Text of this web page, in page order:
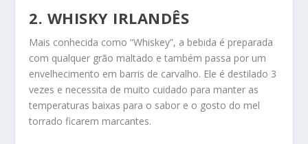
2. WHISKY IRLANDÊS
Mais conhecida como “Whiskey”, a bebida é preparada
com qualquer grão maltado e também passa por um
envelhecimento em barris de carvalho. Ele é destilado 3
vezes e necessita de muito cuidado para manter as
temperaturas baixas para o sabor e o gosto do mel
torrado ficarem marcantes.